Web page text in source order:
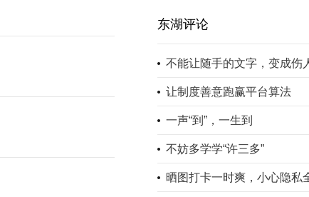
东湖评论
不能让随手的文字，变成伤
让制度善意跑赢平台算法
一声“到”，一生到
不妨多学学“许三多”
晒图打卡一时爽，小心隐私